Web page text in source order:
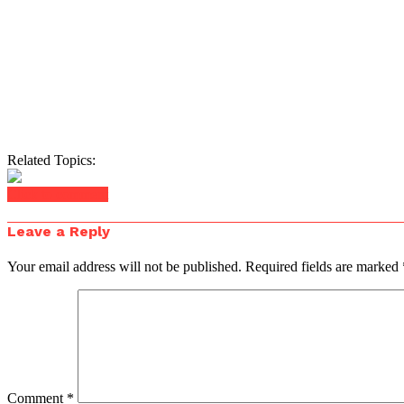
Related Topics:
Leave a Reply
Your email address will not be published. Required fields are marked
Comment *